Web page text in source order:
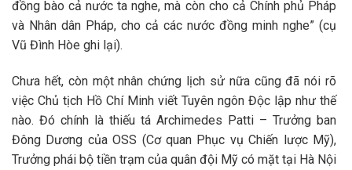
đồng bào cả nước ta nghe, mà còn cho cả Chính phủ Pháp
và Nhân dân Pháp, cho cả các nước đồng minh nghe” (cụ
Vũ Đình Hòe ghi lại).
Chưa hết, còn một nhân chứng lịch sử nữa cũng đã nói rõ
việc Chủ tịch Hồ Chí Minh viết Tuyên ngôn Độc lập như thế
nào. Đó chính là thiếu tá Archimedes Patti – Trưởng ban
Đông Dương của OSS (Cơ quan Phục vụ Chiến lược Mỹ),
Trưởng phái bộ tiền trạm của quân đội Mỹ có mặt tại Hà Nội